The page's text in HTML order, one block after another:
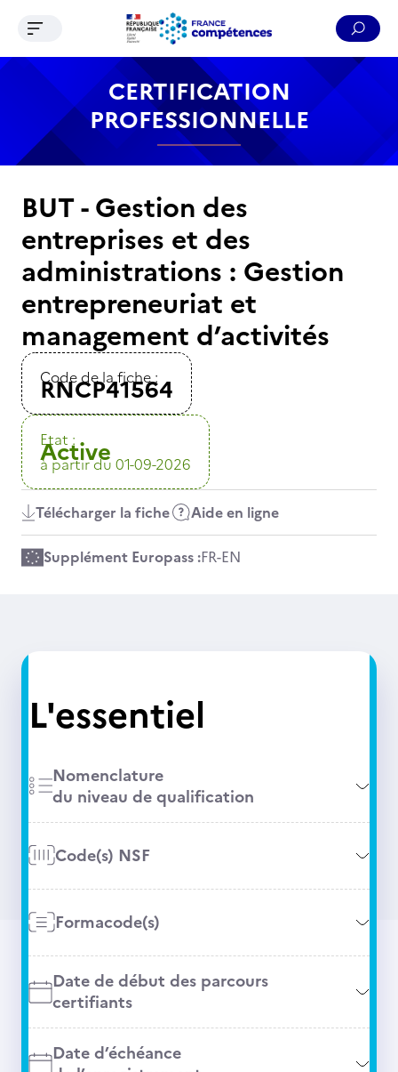
Contenu Recherche Menu Pied de page
Ouvrir le menu de navigation
CERTIFICATION
PROFESSIONNELLE
BUT - Gestion des
entreprises et des
administrations : Gestion
entrepreneuriat et
management d’activités
Code de la fiche :
RNCP41564
Etat :
Active
à partir du 01-09-2026
Télécharger la fiche Aide en ligne
Supplément Europass :FR-EN
L'essentiel
Nomenclature
du niveau de qualification
Code(s) NSF
Formacode(s)
Date de début des parcours
certifiants
Date d’échéance